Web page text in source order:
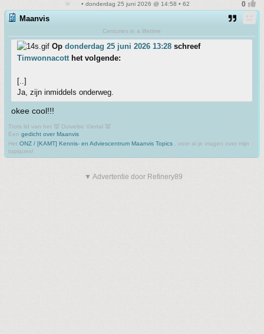
• donderdag 25 juni 2026 @ 14:58 • 62
Maanvis
Centuries in a lifetime
Op donderdag 25 juni 2026 13:28 schreef
Timwonnacotthet volgende:
[..]
Ja, zijn inmiddels onderweg.
okee cool!!!
Trots lid van het 👿 Duivelse Viertal 👿
Een gedicht over Maanvis
Het ONZ / [KAMT] Kennis- en Adviescentrum Maanvis Topics , voor al je vragen over mijn
topiques!
▼ Advertentie door Refinery89